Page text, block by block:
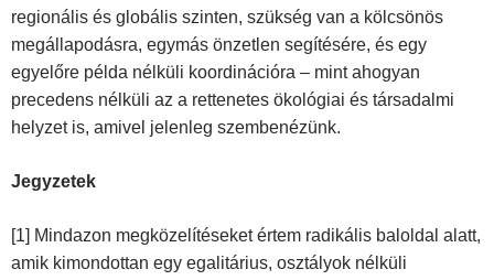
regionális és globális szinten, szükség van a kölcsönös
megállapodásra, egymás önzetlen segítésére, és egy
egyelőre példa nélküli koordinációra – mint ahogyan
precedens nélküli az a rettenetes ökológiai és társadalmi
helyzet is, amivel jelenleg szembenézünk.
Jegyzetek
[1] Mindazon megközelítéseket értem radikális baloldal alatt,
amik kimondottan egy egalitárius, osztályok nélküli